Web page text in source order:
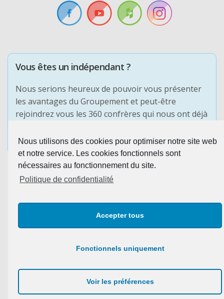
Vous êtes un indépendant ?
Nous serions heureux de pouvoir vous présenter
les avantages du Groupement et peut-être
rejoindrez vous les 360 confrères qui nous ont déjà
PRENDRE CONTACT
Plan du site
légales & confidentialité
Nous utilisons des cookies pour optimiser notre site web
et notre service. Les cookies fonctionnels sont
nécessaires au fonctionnement du site.
Politique de confidentialité
Accepter tous
Fonctionnels uniquement
Voir les préférences